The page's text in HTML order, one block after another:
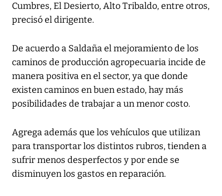
Cumbres, El Desierto, Alto Tribaldo, entre otros,
precisó el dirigente.
De acuerdo a Saldaña el mejoramiento de los
caminos de producción agropecuaria incide de
manera positiva en el sector, ya que donde
existen caminos en buen estado, hay más
posibilidades de trabajar a un menor costo.
Agrega además que los vehículos que utilizan
para transportar los distintos rubros, tienden a
sufrir menos desperfectos y por ende se
disminuyen los gastos en reparación.